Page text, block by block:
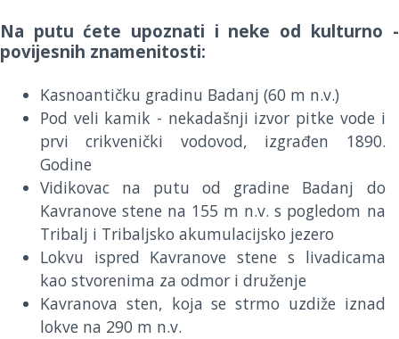
Na putu ćete upoznati i neke od kulturno -
povijesnih znamenitosti:
Kasnoantičku gradinu Badanj (60 m n.v.)
Pod veli kamik - nekadašnji izvor pitke vode i
prvi crikvenički vodovod, izgrađen 1890.
Godine
Vidikovac na putu od gradine Badanj do
Kavranove stene na 155 m n.v. s pogledom na
Tribalj i Tribaljsko akumulacijsko jezero
Lokvu ispred Kavranove stene s livadicama
kao stvorenima za odmor i druženje
Kavranova sten, koja se strmo uzdiže iznad
lokve na 290 m n.v.